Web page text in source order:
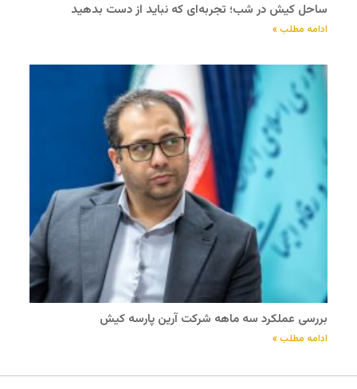
ساحل کیش در شب؛ تجربه‌ای که نباید از دست بدهید
ادامه مطلب »
بررسی عملکرد سه ماهه شرکت آرین پارسه کیش
ادامه مطلب »